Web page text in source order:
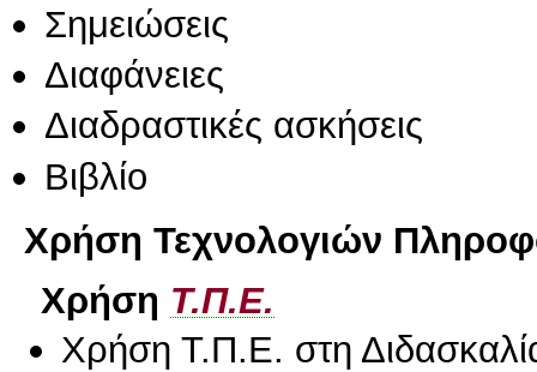
Σημειώσεις
Διαφάνειες
Διαδραστικές ασκήσεις
Βιβλίο
Χρήση Τεχνολογιών
Χρήση Τ.Π.Ε.
Χρήση Τ.Π.Ε. στη